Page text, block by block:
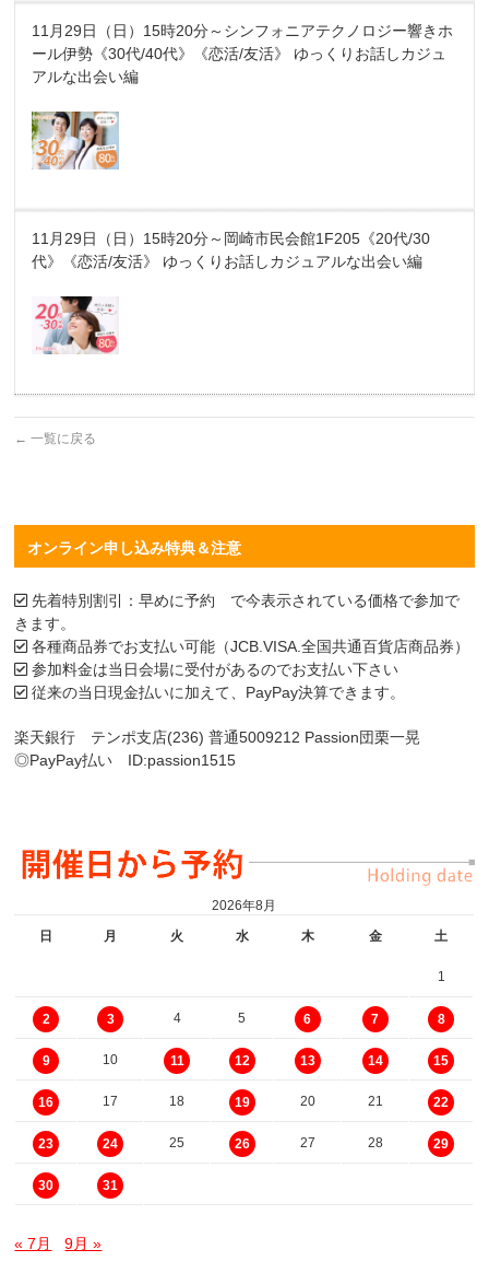
11月29日（日）15時20分～シンフォニアテクノロジー響きホ
ール伊勢《30代/40代》《恋活/友活》 ゆっくりお話しカジュ
アルな出会い編
11月29日（日）15時20分～岡崎市民会館1F205《20代/30
代》《恋活/友活》 ゆっくりお話しカジュアルな出会い編
← 一覧に戻る
オンライン申し込み特典＆注意
先着特別割引：早めに予約 で今表示されている価格で参加で
きます。
各種商品券でお支払い可能（JCB.VISA.全国共通百貨店商品券）
参加料金は当日会場に受付があるのでお支払い下さい
従来の当日現金払いに加えて、PayPay決算できます。
楽天銀行 テンポ支店(236) 普通5009212 Passion団栗一晃
◎PayPay払い ID:passion1515
2026年8月
日
月 火 水 木 金 土
1
2 3 4 5 6 7 8
9 10 11 12 13 14 15
16 17 18 19 20 21 22
23 24 25 26 27 28 29
30 31
« 7月 9月 »